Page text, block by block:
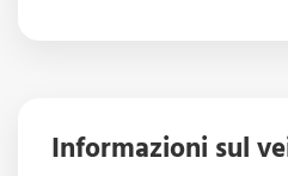
Informazioni sul